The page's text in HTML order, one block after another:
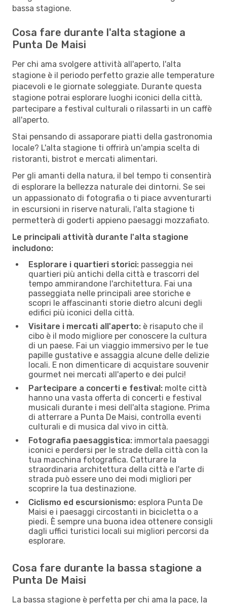
bassa stagione.
Cosa fare durante l'alta stagione a
Punta De Maisi
Per chi ama svolgere attività all'aperto, l'alta
stagione è il periodo perfetto grazie alle temperature
piacevoli e le giornate soleggiate. Durante questa
stagione potrai esplorare luoghi iconici della città,
partecipare a festival culturali o rilassarti in un caffè
all'aperto.
Stai pensando di assaporare piatti della gastronomia
locale? L'alta stagione ti offrirà un'ampia scelta di
ristoranti, bistrot e mercati alimentari.
Per gli amanti della natura, il bel tempo ti consentirà
di esplorare la bellezza naturale dei dintorni. Se sei
un appassionato di fotografia o ti piace avventurarti
in escursioni in riserve naturali, l'alta stagione ti
permetterà di goderti appieno paesaggi mozzafiato.
Le principali attività durante l'alta stagione
includono:
Esplorare i quartieri storici: passeggia nei
quartieri più antichi della città e trascorri del
tempo ammirandone l'architettura. Fai una
passeggiata nelle principali aree storiche e
scopri le affascinanti storie dietro alcuni degli
edifici più iconici della città.
Visitare i mercati all'aperto: è risaputo che il
cibo è il modo migliore per conoscere la cultura
di un paese. Fai un viaggio immersivo per le tue
papille gustative e assaggia alcune delle delizie
locali. E non dimenticare di acquistare souvenir
gourmet nei mercati all'aperto e dei pulci!
Partecipare a concerti e festival: molte città
hanno una vasta offerta di concerti e festival
musicali durante i mesi dell'alta stagione. Prima
di atterrare a Punta De Maisi, controlla eventi
culturali e di musica dal vivo in città.
Fotografia paesaggistica: immortala paesaggi
iconici e perdersi per le strade della città con la
tua macchina fotografica. Catturare la
straordinaria architettura della città e l'arte di
strada può essere uno dei modi migliori per
scoprire la tua destinazione.
Ciclismo ed escursionismo: esplora Punta De
Maisi e i paesaggi circostanti in bicicletta o a
piedi. È sempre una buona idea ottenere consigli
dagli uffici turistici locali sui migliori percorsi da
esplorare.
Cosa fare durante la bassa stagione a
Punta De Maisi
La bassa stagione è perfetta per chi ama la pace, la